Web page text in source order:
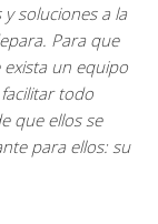
soluciones a la
Para que
exista un equipo
todo
que ellos se
para ellos: su